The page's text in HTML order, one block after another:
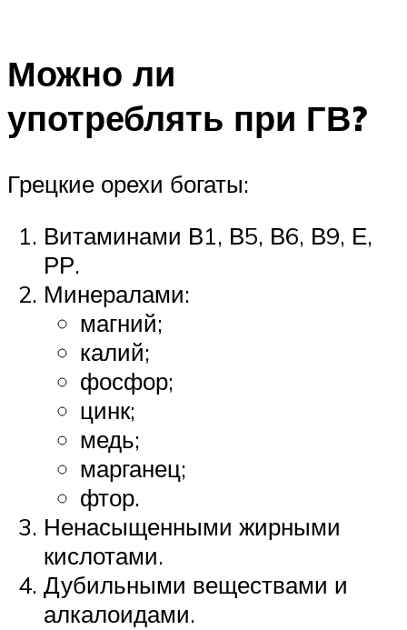
Можно ли
употреблять при ГВ?
Грецкие орехи богаты:
Витаминами В1, В5, В6, В9, Е,
РР.
Минералами:
магний;
калий;
фосфор;
цинк;
медь;
марганец;
фтор.
Ненасыщенными жирными
кислотами.
Дубильными веществами и
алкалоидами.